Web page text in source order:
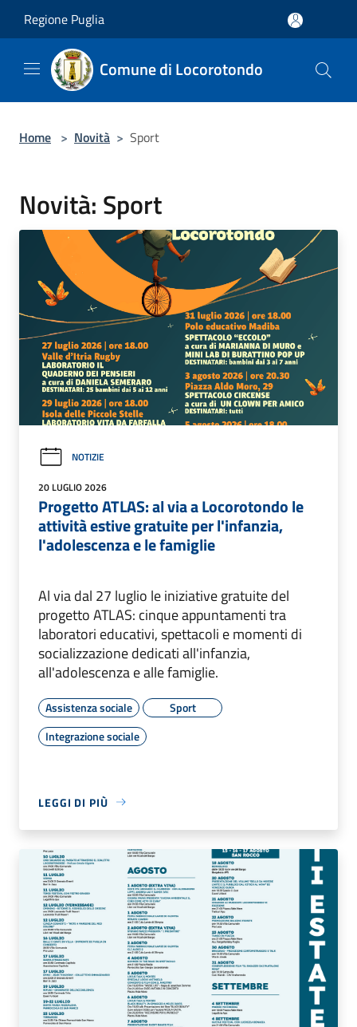
Regione Puglia
Comune di Locorotondo
Home > Novità > Sport
Novità: Sport
NOTIZIE
20 LUGLIO 2026
Progetto ATLAS: al via a Locorotondo le
attività estive gratuite per l'infanzia,
l'adolescenza e le famiglie
Al via dal 27 luglio le iniziative gratuite del
progetto ATLAS: cinque appuntamenti tra
laboratori educativi, spettacoli e momenti di
socializzazione dedicati all'infanzia,
all'adolescenza e alle famiglie.
Assistenza sociale
Sport
Integrazione sociale
LEGGI DI PIÙ